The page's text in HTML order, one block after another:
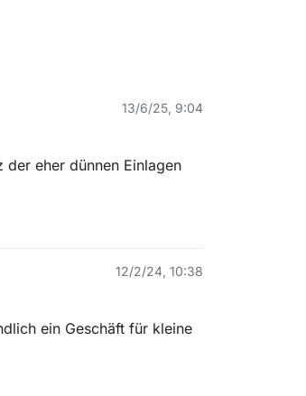
13/6/25, 9:04
eher dünnen Einlagen
12/2/24, 10:38
ein Geschäft für kleine